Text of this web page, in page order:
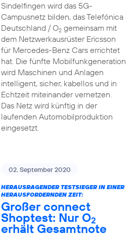
Sindelfingen wird das 5G-
Campusnetz bilden, das Telefónica
Deutschland / O2gemeinsam mit
dem Netzwerkausrüster Ericsson
für Mercedes-Benz Cars errichtet
hat. Die fünfte Mobilfunkgeneration
wird Maschinen und Anlagen
intelligent, sicher, kabellos und in
Echtzeit miteinander vernetzen.
Das Netz wird künftig in der
laufenden Automobilproduktion
eingesetzt.
02. September 2020
HERAUSRAGENDER TESTSIEGER IN EINER
HERAUSFORDERNDEN ZEIT:
Großer connect
Shoptest: Nur O2
erhält Gesamtnote